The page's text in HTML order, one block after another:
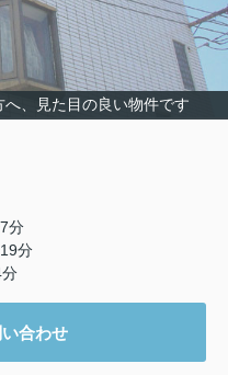
へ、見た目の良い物件です
分
分
分
合わせ